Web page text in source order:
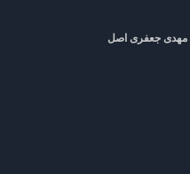
مهدی جعفری اصل